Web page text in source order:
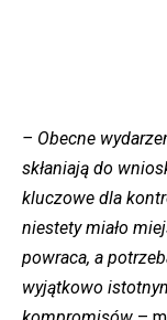
– Obecne
skłaniają do
kluczowe dla
niestety miało
powraca, a
wyjątkowo